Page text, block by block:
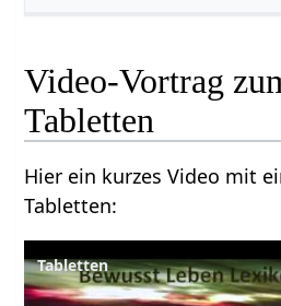
Video-Vortrag
Hier ein kurzes Video mit
Tabletten‏‎:
Tabletten